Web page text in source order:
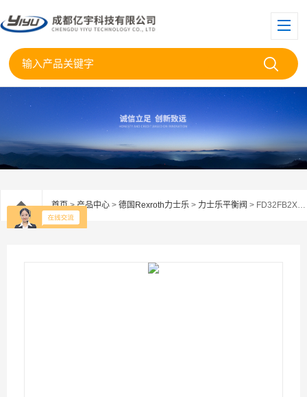
首页>产品中心 > 德国Rexroth力士乐 > 力士乐平衡阀 > FD32FB2X/300B00V-077德国Rexroth力士乐平衡阀FD32FB2X/300B00V